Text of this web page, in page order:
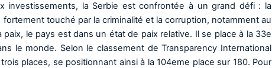
investissements, la Serbie est confrontée à un grand défi : la
touché par la criminalité et la corruption, notamment au
le pays est dans un état de paix relative. Il se place à la 33e
le monde. Selon le classement de Transparency International
places, se positionnant ainsi à la 104eme place sur 180. Pour